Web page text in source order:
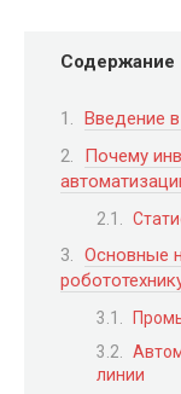
Содержание
Введение
Почему
Основные
линии